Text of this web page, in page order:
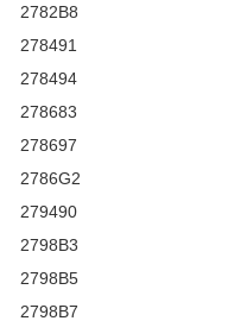
2782B8
278491
278494
278683
278697
2786G2
279490
2798B3
2798B5
2798B7